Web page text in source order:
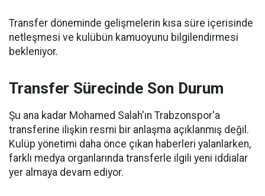
Transfer döneminde gelişmelerin kısa süre içerisinde
netleşmesi ve kulübün kamuoyunu bilgilendirmesi
bekleniyor.
Transfer Sürecinde Son Durum
Şu ana kadar Mohamed Salah'ın Trabzonspor'a
transferine ilişkin resmi bir anlaşma açıklanmış değil.
Kulüp yönetimi daha önce çıkan haberleri yalanlarken,
farklı medya organlarında transferle ilgili yeni iddialar
yer almaya devam ediyor.